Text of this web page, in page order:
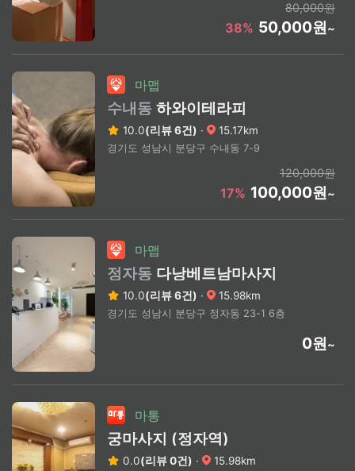
80,000원
38% 50,000원~
마맵
수내동 하와이테라피
10.0(리뷰 6건) · 15.17km
경기도 성남시 분당구 수내동 7-9
120,000원
17% 100,000원~
마맵
정자동 다낭베트남마사지
10.0(리뷰 6건) · 15.98km
경기도 성남시 분당구 정자동 23-1 6층
0원~
마통
궁마사지 (정자역)
0.0(리뷰 0건) · 15.98km